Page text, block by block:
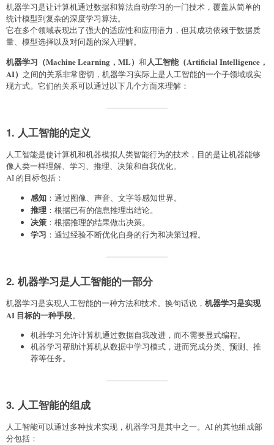
机器学习是让计算机通过数据和算法自动学习的一门技术，覆盖从简单的
统计模型到复杂的深度学习算法。
它在多个领域表现出了强大的适应性和应用潜力，但其成功依赖于数据质
量、模型选择以及对问题的深入理解。
机器学习（Machine Learning，ML） 和 人工智能（Artificial Intelligence，
AI） 之间的关系非常密切，机器学习实际上是人工智能的一个子领域或实
现方式。它们的关系可以通过以下几个方面来理解：
1. 人工智能的定义
人工智能是使计算机和机器模拟人类智能行为的技术，目的是让机器能够
像人类一样理解、学习、推理、决策和自我优化。
AI 的目标包括：
感知 ：通过图像、声音、文字等感知世界。
推理 ：根据已有的信息推理出结论。
决策 ：根据推理的结果做出决策。
学习 ：通过经验不断优化自身的行为和决策过程。
2. 机器学习是人工智能的一部分
机器学习是实现人工智能的一种方法和技术。换句话说， 机器学习是实现
AI 目标的一种手段。
机器学习允许计算机通过数据自我改进，而不需要显式编程。
机器学习帮助计算机从数据中学习模式，进而完成分类、预测、推
荐等任务。
3. 人工智能的组成
人工智能可以通过多种技术实现，机器学习是其中之一。AI 的其他组成部
分包括：